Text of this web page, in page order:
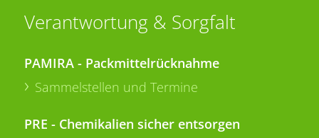
Verantwortung & Sorgfalt
PAMIRA - Packmittelrücknahme
Sammelstellen und Termine
PRE - Chemikalien sicher entsorgen